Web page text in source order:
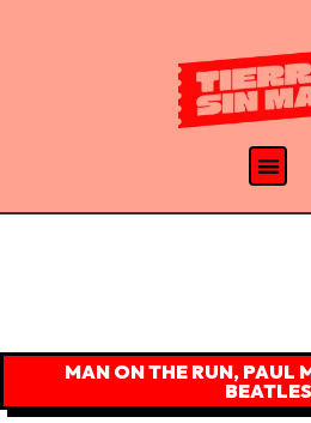
MAN ON THE RUN, PAUL
BEATLES